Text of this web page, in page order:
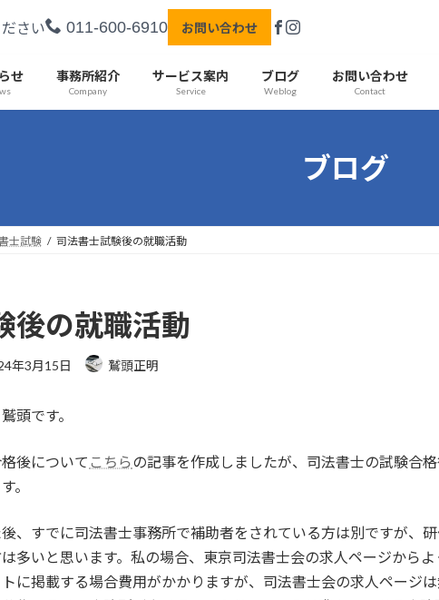
さい 011-600-6910 お問い合わせ
せ 事務所紹介
Company
サービス案内
Service
ブログ
Weblog
お問い合わせ
Contact
ブログ
士試験 司法書士試験後の就職活動
後の就職活動
年3月15日 鷲頭正明
頭です。
後について こちらの記事を作成しましたが、司法書士の試験合
。
、すでに司法書士事務所で補助者をされている方は別ですが、
多いと思います。私の場合、東京司法書士会の求人ページからよ
に掲載する場合費用がかかりますが、司法書士会の求人ページ